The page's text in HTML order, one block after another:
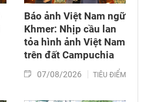
Báo ảnh Việt Nam ngữ
Khmer: Nhịp cầu lan
tỏa hình ảnh Việt Nam
trên đất Campuchia
07/08/2026 TIÊU ĐIỂM